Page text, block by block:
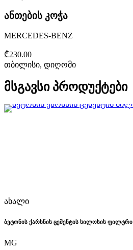
ანთების კოჭა
MERCEDES-BENZ
₾230.00
თბილისი, დიღომი
მსგავსი პროდუქტები
ახალი
ბეტონის ქარხნის ცემენტის სილოსის ფილტრი
MG